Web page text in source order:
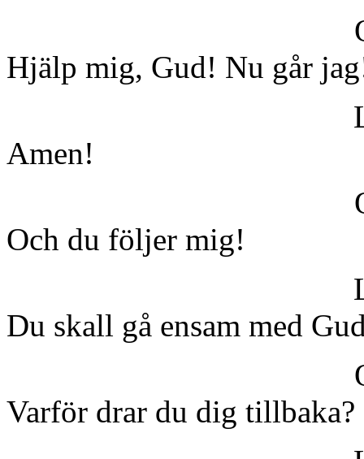
Hjälp mig, Gud! Nu går
Amen!
Och du följer mig!
Du skall gå ensam med
Varför drar du dig tillbaka?